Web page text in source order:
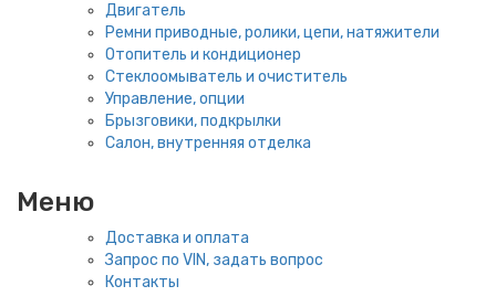
Двигатель
Ремни приводные, ролики, цепи, натяжители
Отопитель и кондиционер
Стеклоомыватель и очиститель
Управление, опции
Брызговики, подкрылки
Салон, внутренняя отделка
Меню
Доставка и оплата
Запрос по VIN, задать вопрос
Контакты